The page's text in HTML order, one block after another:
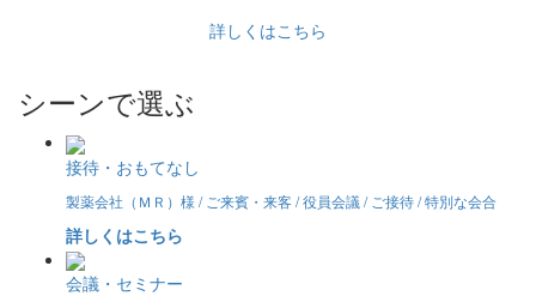
詳しくはこちら
シーンで選ぶ
接待・おもてなし
製薬会社（ＭＲ）様 / ご来賓・来客 / 役員会議 / ご接待 / 特別な会合
詳しくはこちら
会議・セミナー